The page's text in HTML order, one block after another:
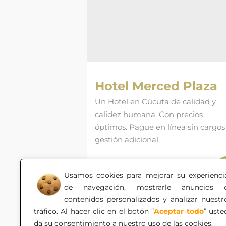
Usamos cookies para mejorar su
de navegación, mostrarle anuncios
contenidos personalizados y analizar
tráfico. Al hacer clic en el botón “Aceptar todo”
da su consentimiento a nuestro uso de las cookies.
Hotel Merced Plaza
Un Hotel en Cúcuta de calidad y
calidez humana. Con precios
óptimos. Pague en línea sin
gestión adicional.